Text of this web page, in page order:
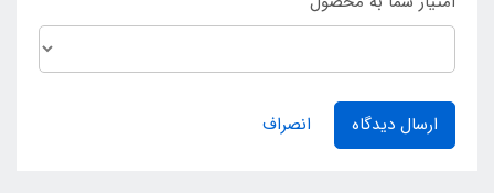
ارسال دیدگاه انصراف